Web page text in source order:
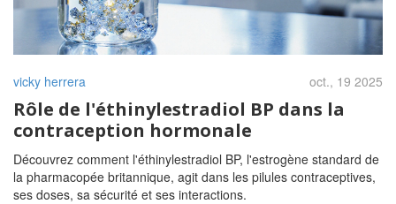
vicky herrera oct., 19 2025
Rôle de l'éthinylestradiol BP dans la
contraception hormonale
Découvrez comment l'éthinylestradiol BP, l'estrogène standard de
la pharmacopée britannique, agit dans les pilules contraceptives,
ses doses, sa sécurité et ses interactions.